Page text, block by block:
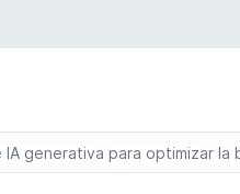
generativa para optimizar la